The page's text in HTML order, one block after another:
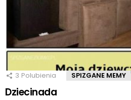
3 Polubienia SPIZGANE MEMY
Dziecinada